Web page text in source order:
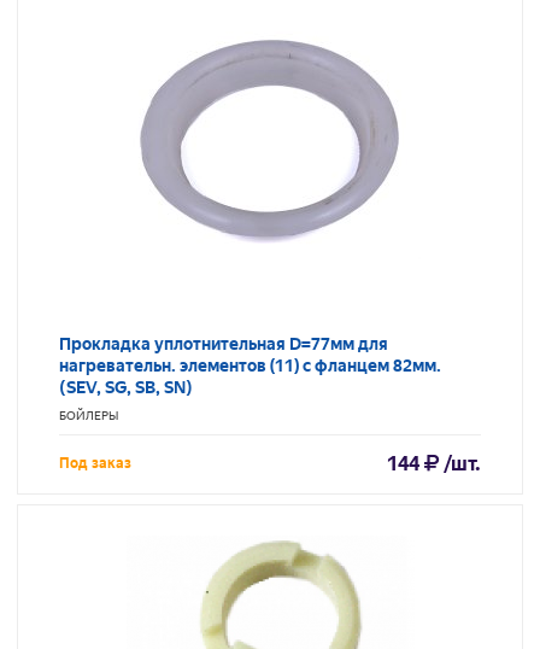
Прокладка уплотнительная D=77мм для
нагревательн. элементов (11) с фланцем 82мм.
(SEV, SG, SB, SN)
БОЙЛЕРЫ
Под заказ 144 /шт.